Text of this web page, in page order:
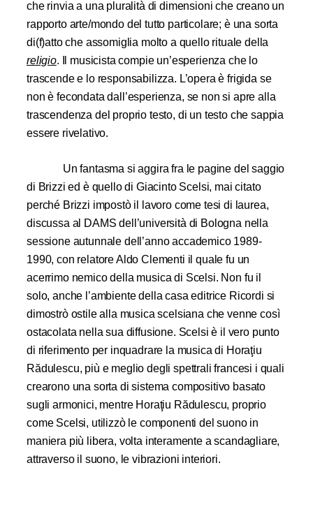
che rinvia a una pluralità di dimensioni che creano un
rapporto arte/mondo del tutto particolare; è una sorta
di(f)atto che assomiglia molto a quello rituale della
religio. Il musicista compie un’esperienza che lo
trascende e lo responsabilizza. L’opera è frigida se
non è fecondata dall’esperienza, se non si apre alla
trascendenza del proprio testo, di un testo che sappia
essere rivelativo.
Un fantasma si aggira fra le pagine del saggio
di Brizzi ed è quello di Giacinto Scelsi, mai citato
perché Brizzi impostò il lavoro come tesi di laurea,
discussa al DAMS dell’università di Bologna nella
sessione autunnale dell’anno accademico 1989-
1990, con relatore Aldo Clementi il quale fu un
acerrimo nemico della musica di Scelsi. Non fu il
solo, anche l’ambiente della casa editrice Ricordi si
dimostrò ostile alla musica scelsiana che venne così
ostacolata nella sua diffusione. Scelsi è il vero punto
di riferimento per inquadrare la musica di Horaţiu
Rădulescu, più e meglio degli spettrali francesi i quali
crearono una sorta di sistema compositivo basato
sugli armonici, mentre Horaţiu Rădulescu, proprio
come Scelsi, utilizzò le componenti del suono in
maniera più libera, volta interamente a scandagliare,
attraverso il suono, le vibrazioni interiori.